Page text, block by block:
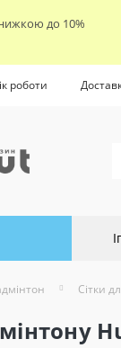
до 10%
роботи
Сітки